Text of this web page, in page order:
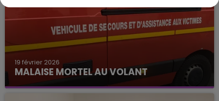
19 février 2026
MALAISE MORTEL AU VOLANT